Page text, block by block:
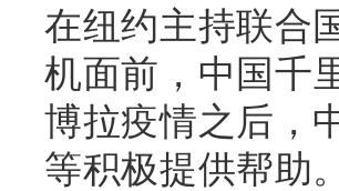
在纽约主持联合
机面前，中国千
博拉疫情之后，
等积极提供帮助